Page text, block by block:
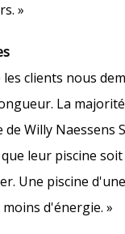
»
clients nous
La
de Willy
leur piscine
Une piscine
d'énergie. »